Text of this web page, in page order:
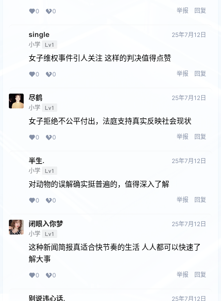
0 0 举报 回复
single
小学 Lv1
25年7月12日
女子维权事件引人关注 这样的判决值得点赞
0 0 举报 回复
尽鹤
小学 Lv1
25年7月12日
女子拒绝不公平付出，法庭支持真实反映社会现状
0 0 举报 回复
半生.
小学 Lv1
25年7月12日
对动物的误解确实挺普遍的，值得深入了解
0 0 举报 回复
闭眼⼊你梦
小学 Lv1
25年7月12日
这种新闻简报真适合快节奏的生活 人人都可以快速了
解大事
0 0 举报 回复
别说违心话. 25年7月12日